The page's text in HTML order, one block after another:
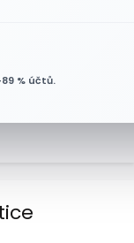
% účtů.
% a zvýšil